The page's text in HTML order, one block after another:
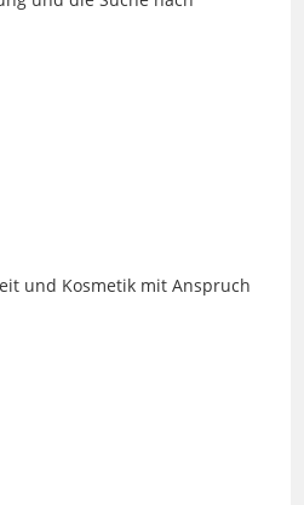
und Kosmetik mit Anspruch
gute Energie